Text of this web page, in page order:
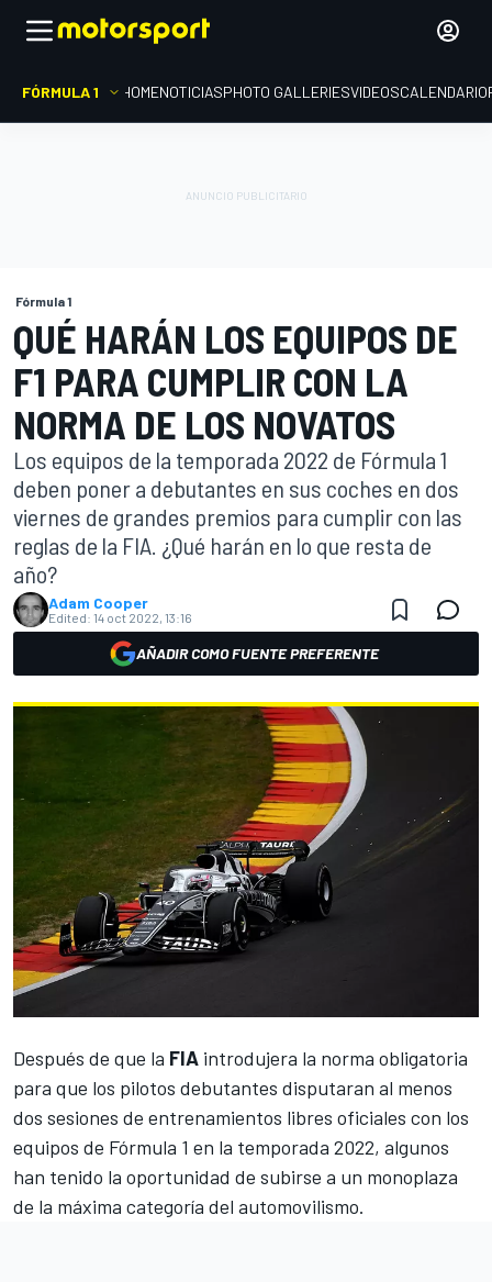
FÓRMULA 1 HOMENOTICIASPHOTO GALLERIESVIDEOSCALENDARIO
Fórmula 1
QUÉ HARÁN LOS EQUIPOS DE
F1 PARA CUMPLIR CON LA
NORMA DE LOS NOVATOS
Los equipos de la temporada 2022 de Fórmula 1
deben poner a debutantes en sus coches en dos
viernes de grandes premios para cumplir con las
reglas de la FIA. ¿Qué harán en lo que resta de
año?
Adam Cooper
Edited: 14 oct 2022, 13:16
AÑADIR COMO FUENTE PREFERENTE
Después de que la FIA introdujera la norma obligatoria
para que los pilotos debutantes disputaran al menos
dos sesiones de entrenamientos libres oficiales con los
equipos de Fórmula 1 en la temporada 2022, algunos
han tenido la oportunidad de subirse a un monoplaza
de la máxima categoría del automovilismo.